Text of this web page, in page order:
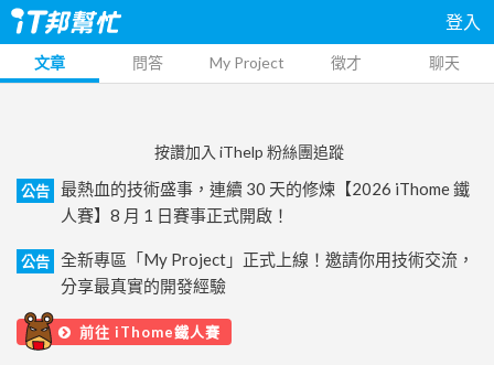
登入
文章 問答 My Project 徵才 聊天
按讚加入 iThelp 粉絲團追蹤
公告
最熱血的技術盛事，連續 30 天的修煉【2026 iThome 鐵
人賽】8 月 1 日賽事正式開啟！
公告
全新專區「My Project」正式上線！邀請你用技術交流，
分享最真實的開發經驗
前往 iThome鐵人賽